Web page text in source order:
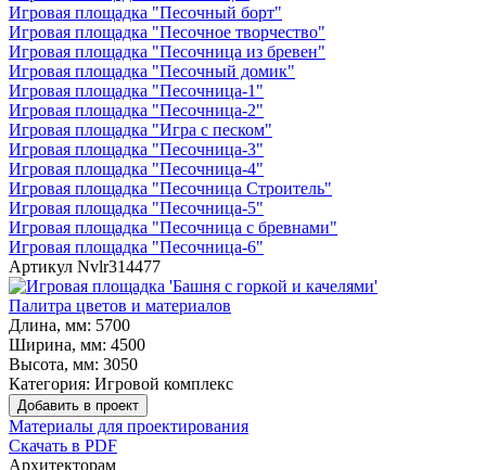
Игровая площадка "Песочный борт"
Игровая площадка "Песочное творчество"
Игровая площадка "Песочница из бревен"
Игровая площадка "Песочный домик"
Игровая площадка "Песочница-1"
Игровая площадка "Песочница-2"
Игровая площадка "Игра с песком"
Игровая площадка "Песочница-3"
Игровая площадка "Песочница-4"
Игровая площадка "Песочница Строитель"
Игровая площадка "Песочница-5"
Игровая площадка "Песочница с бревнами"
Игровая площадка "Песочница-6"
Артикул Nvlr314477
Палитра цветов и материалов
Длина, мм: 5700
Ширина, мм: 4500
Высота, мм: 3050
Категория: Игровой комплекс
Добавить в проект
Материалы для проектирования
Скачать в PDF
Архитекторам